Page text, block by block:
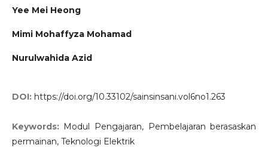
Yee Mei Heong
Mimi Mohaffyza Mohamad
Nurulwahida Azid
DOI: https://doi.org/10.33102/sainsinsani.vol6no1.263
Keywords: Modul Pengajaran, Pembelajaran berasaskan
permainan, Teknologi Elektrik